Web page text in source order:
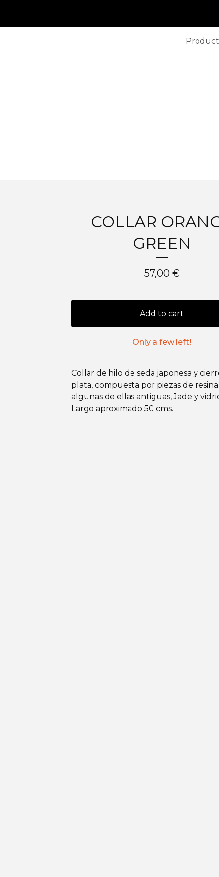
COLLAR
GREEN
57,00 €
Add to cart
Only a few left!
Collar de hilo de seda japonesa y
plata, compuesta por piezas de resina,
algunas de ellas antiguas, Jade y
Largo aproximado 50 cms.